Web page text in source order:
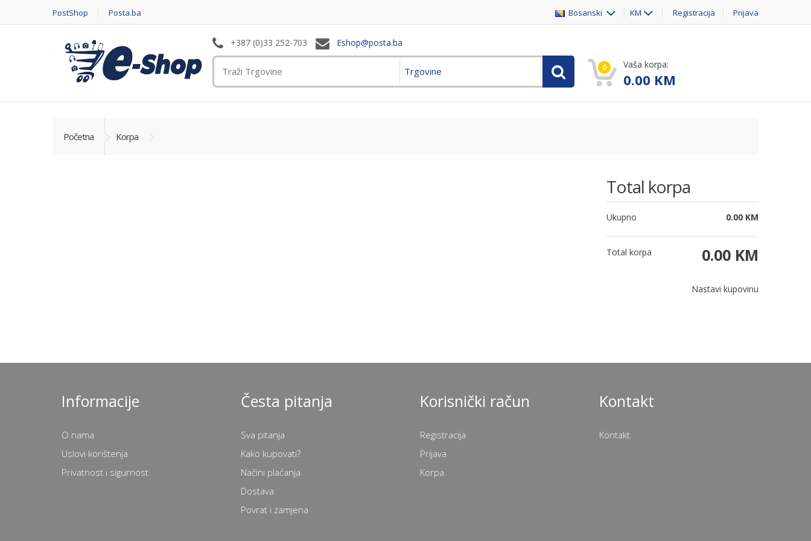
PostShop Posta.ba Bosanski KM Registracija Prijava
+387 (0)33 252-703 Eshop@posta.ba
Trgovine 0 Vaša korpa:
0.00 KM
Početna Korpa
Total korpa
Ukupno 0.00 KM
Total korpa 0.00 KM
Nastavi kupovinu
Informacije
O nama
Uslovi korištenja
Privatnost i sigurnost
Česta pitanja
Sva pitanja
Kako kupovati?
Načini plaćanja
Dostava
Povrat i zamjena
Korisnički račun
Registracija
Prijava
Korpa
Kontakt
Kontakt